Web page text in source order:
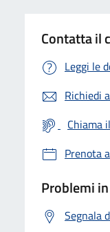
Contatta il
Leggi le
Richiedi
Chiama
Prenota
Problemi
Segnala